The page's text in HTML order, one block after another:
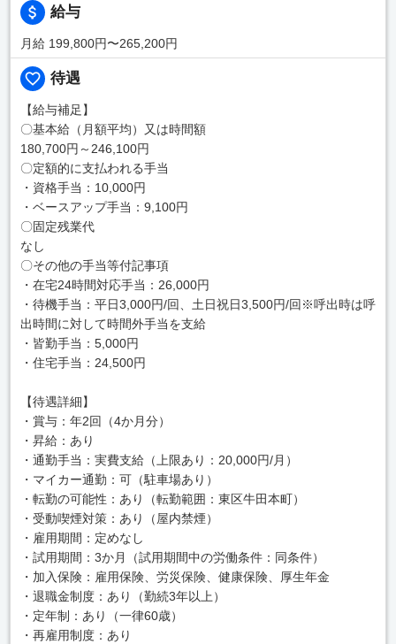
給与
月給 199,800円〜265,200円
待遇
【給与補足】
〇基本給（月額平均）又は時間額
180,700円～246,100円
〇定額的に支払われる手当
・資格手当：10,000円
・ベースアップ手当：9,100円
〇固定残業代
なし
〇その他の手当等付記事項
・在宅24時間対応手当：26,000円
・待機手当：平日3,000円/回、土日祝日3,500円/回※呼出時は呼
出時間に対して時間外手当を支給
・皆勤手当：5,000円
・住宅手当：24,500円
【待遇詳細】
・賞与：年2回（4か月分）
・昇給：あり
・通勤手当：実費支給（上限あり：20,000円/月）
・マイカー通勤：可（駐車場あり）
・転勤の可能性：あり（転勤範囲：東区牛田本町）
・受動喫煙対策：あり（屋内禁煙）
・雇用期間：定めなし
・試用期間：3か月（試用期間中の労働条件：同条件）
・加入保険：雇用保険、労災保険、健康保険、厚生年金
・退職金制度：あり（勤続3年以上）
・定年制：あり（一律60歳）
・再雇用制度：あり